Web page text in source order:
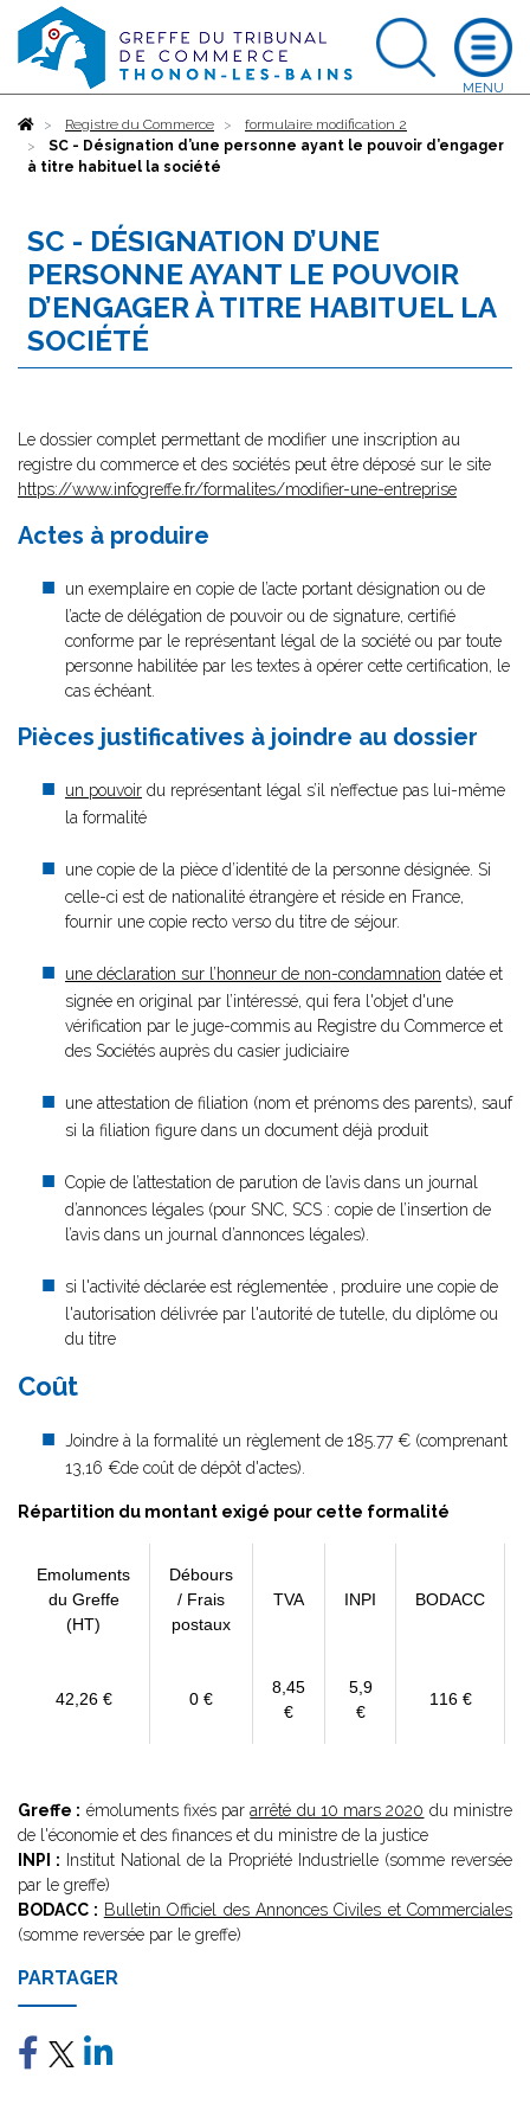
AccueilRegistre du Commerce
formulaire modification 2
SC - Désignation d’une personne ayant le pouvoir d’engager
à titre habituel la société
SC - DÉSIGNATION D’UNE
PERSONNE AYANT LE POUVOIR
D’ENGAGER À TITRE HABITUEL LA
SOCIÉTÉ
Le dossier complet permettant de modifier une inscription au
registre du commerce et des sociétés peut être déposé sur le site
https://www.infogreffe.fr/formalites/modifier-une-entreprise
Actes à produire
un exemplaire en copie de l’acte portant désignation ou de
l’acte de délégation de pouvoir ou de signature, certifié
conforme par le représentant légal de la société ou par toute
personne habilitée par les textes à opérer cette certification, le
cas échéant.
Pièces justificatives à joindre au dossier
un pouvoir du représentant légal s’il n’effectue pas lui-même
la formalité
une copie de la pièce d’identité de la personne désignée. Si
celle-ci est de nationalité étrangère et réside en France,
fournir une copie recto verso du titre de séjour.
une déclaration sur l’honneur de non-condamnation datée et
signée en original par l’intéressé, qui fera l'objet d'une
vérification par le juge-commis au Registre du Commerce et
des Sociétés auprès du casier judiciaire
une attestation de filiation (nom et prénoms des parents), sauf
si la filiation figure dans un document déjà produit
Copie de l’attestation de parution de l’avis dans un journal
d’annonces légales (pour SNC, SCS : copie de l’insertion de
l’avis dans un journal d’annonces légales).
si l'activité déclarée est réglementée , produire une copie de
l'autorisation délivrée par l'autorité de tutelle, du diplôme ou
du titre
Coût
Joindre à la formalité un règlement de185.77 € (comprenant
13,16 €de coût de dépôt d'actes).
Répartition du montant exigé pour cette formalité
Emoluments
du Greffe
(HT)
Débours
/ Frais
postaux
TVA INPI BODACC
42,26 € 0 €
8,45
€
5,9
€
116 €
Greffe : émoluments fixés pararrêté du 10 mars 2020 du ministre
de l'économie et des finances et du ministre de la justice
INPI : Institut National de la Propriété Industrielle (somme reversée
par le greffe)
BODACC : Bulletin Officiel des Annonces Civiles et Commerciales
(somme reversée par le greffe)
PARTAGER